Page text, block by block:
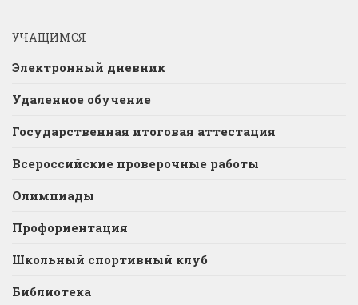
УЧАЩИМСЯ
Электронный дневник
Удаленное обучение
Государственная итоговая аттестация
Всероссийские проверочные работы
Олимпиады
Профориентация
Школьный спортивный клуб
Библиотека